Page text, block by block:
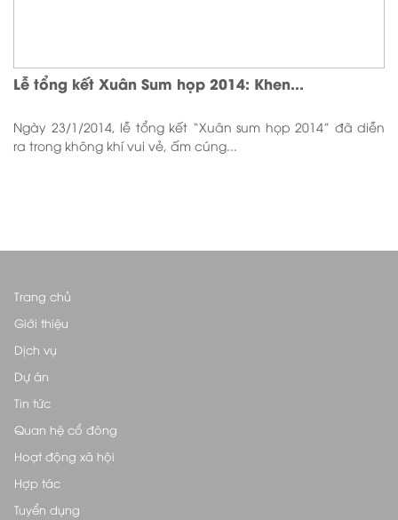
Lễ tổng kết Xuân Sum họp 2014: Khen...
Ngày 23/1/2014, lễ tổng kết “Xuân sum họp 2014” đã diễn
ra trong không khí vui vẻ, ấm cúng...
Trang chủ
Giới thiệu
Dịch vụ
Dự án
Tin tức
Quan hệ cổ đông
Hoạt động xã hội
Hợp tác
Tuyển dụng